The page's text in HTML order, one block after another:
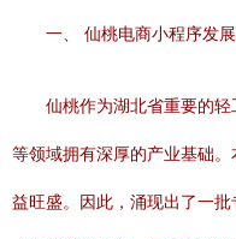
一、 仙桃电商小程序发
仙桃作为湖北省重要的
等领域拥有深厚的产业基础
益旺盛。因此，涌现出了一